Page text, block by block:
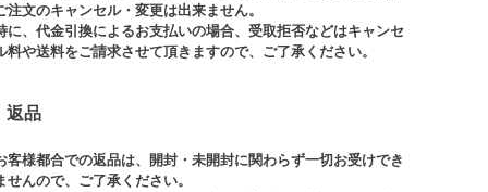
注文のキャンセル・変更は出来ません。​
に、代金引換によるお支払いの場合、受取拒否などはキャンセ
料や送料をご請求させて頂きますので、ご了承ください。​
返品
客様都合での返品は、開封・未開封に関わらず一切お受けでき
せんので、ご了承ください。​​